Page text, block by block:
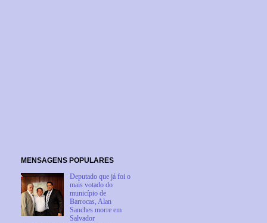
MENSAGENS POPULARES
Deputado que já foi o
mais votado do
município de
Barrocas, Alan
Sanches morre em
Salvador